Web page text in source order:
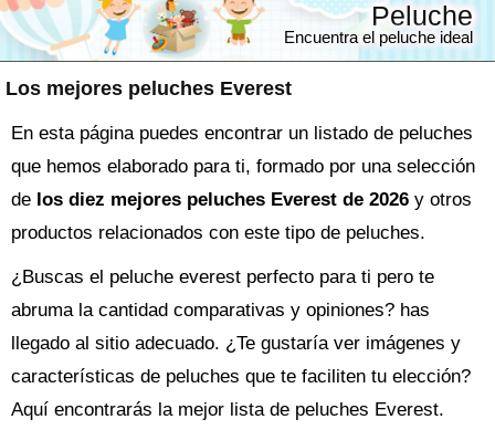
Los mejores peluches Everest
Peluche
Encuentra el peluche ideal
En esta página puedes encontrar un listado de peluches
que hemos elaborado para ti, formado por una selección
de los diez mejores peluches Everest de 2026 y otros
productos relacionados con este tipo de peluches.
¿Buscas el peluche everest perfecto para ti pero te
abruma la cantidad comparativas y opiniones? has
llegado al sitio adecuado. ¿Te gustaría ver imágenes y
características de peluches que te faciliten tu elección?
Aquí encontrarás la mejor lista de peluches Everest.